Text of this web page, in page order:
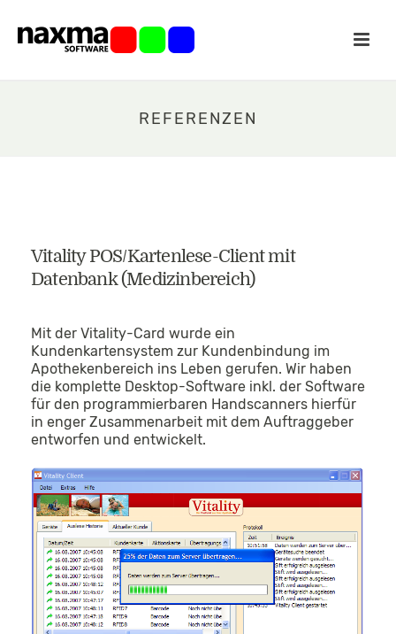
REFERENZEN
Vitality POS/Kartenlese-Client mit
Datenbank (Medizinbereich)
Mit der Vitality-Card wurde ein
Kundenkartensystem zur Kundenbindung im
Apothekenbereich ins Leben gerufen. Wir haben
die komplette Desktop-Software inkl. der Software
für den programmierbaren Handscanners hierfür
in enger Zusammenarbeit mit dem Auftraggeber
entworfen und entwickelt.